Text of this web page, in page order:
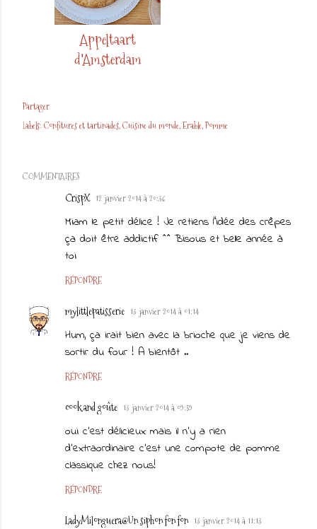
Appeltaart
d'Amsterdam
Partager
Labels: Confitures et tartinades Cuisine du monde Erable Pomme
COMMENTAIRES
CrispX 12 janvier 2014 à 20:36
Miam le petit délice ! Je retiens l"idée des crêpes
ça doit être addictif ^^ Bisous et belle année à
toi
RÉPONDRE
mylittlepatisserie 13 janvier 2014 à 01:14
Hum, ça irait bien avec la brioche que je viens de
sortir du four ! A bientôt ..
RÉPONDRE
cook and goûte 13 janvier 2014 à 09:59
oui c'est délicieux mais il n'y a rien
d'extraordinaire c'est une compote de pomme
classique chez nous!
RÉPONDRE
LadyMilonguera@Un siphon fon fon 13 janvier 2014 à 11:13